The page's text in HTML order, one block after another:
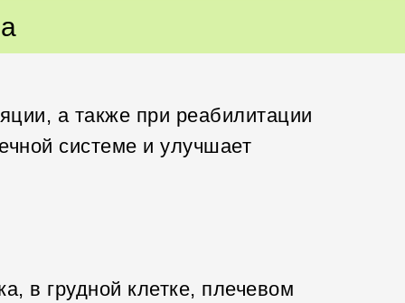
а также при реабилитации
системе и улучшает
в грудной клетке, плечевом